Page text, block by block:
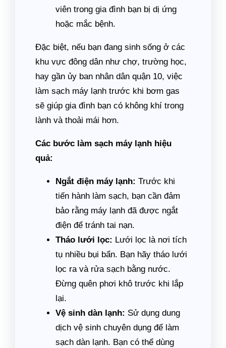
viên trong gia đình bạn bị dị ứng
hoặc mắc bệnh.
Đặc biệt, nếu bạn đang sinh sống ở các
khu vực đông dân như chợ, trường học,
hay gần ủy ban nhân dân quận 10, việc
làm sạch máy lạnh trước khi bơm gas
sẽ giúp gia đình bạn có không khí trong
lành và thoải mái hơn.
Các bước làm sạch máy lạnh hiệu
quả:
Ngắt điện máy lạnh: Trước khi
tiến hành làm sạch, bạn cần đảm
bảo rằng máy lạnh đã được ngắt
điện để tránh tai nạn.
Tháo lưới lọc: Lưới lọc là nơi tích
tụ nhiều bụi bẩn. Bạn hãy tháo lưới
lọc ra và rửa sạch bằng nước.
Đừng quên phơi khô trước khi lắp
lại.
Vệ sinh dàn lạnh: Sử dụng dung
dịch vệ sinh chuyên dụng để làm
sạch dàn lạnh. Bạn có thể dùng